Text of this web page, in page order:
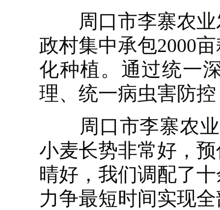
周口市李寨农业
政村集中承包2000
化种植。通过统一
理、统一病虫害防
周口市李寨农业
小麦长势非常好，
晴好，我们调配了
力争最短时间实现